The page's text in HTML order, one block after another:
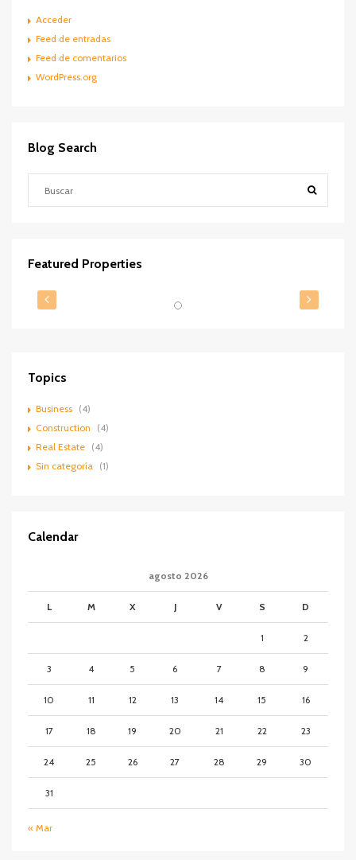
Acceder
Feed de entradas
Feed de comentarios
WordPress.org
Blog Search
Featured Properties
DESTACADOS VENTA
Topics
Business (4)
Construction
(4)
Real Estate (4)
Sin categoría (1)
Calendar
agosto 2026
L M X J V S D
1 2
3 4 5 6 7 8 9
10 11 12 13 14 15 16
17 18 19 20 21 22 23
24 25 26 27 28 29 30
31
« Mar